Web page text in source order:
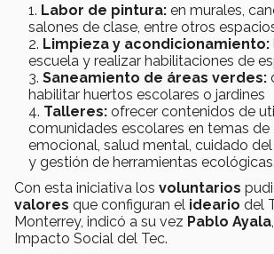
Labor de pintura: en murales,
salones de clase, entre otros
Limpieza y acondicionamiento:
escuela y realizar habilitaciones de
Saneamiento de áreas verdes:
habilitar huertos escolares o jardines
Talleres: ofrecer contenidos de
comunidades escolares en temas de
emocional, salud mental, cuidado
y gestión de herramientas ecológicas.
Con esta iniciativa los voluntarios
valores que configuran el ideario del
Monterrey, indicó a su vez Pablo Ayala
Impacto Social del Tec.